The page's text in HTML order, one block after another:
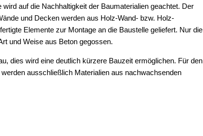
auf die Nachhaltigkeit der Baumaterialien geachtet. Der
und Decken werden aus Holz-Wand- bzw. Holz-
Elemente zur Montage an die Baustelle geliefert. Nur die
und Weise aus Beton gegossen.
dies wird eine deutlich kürzere Bauzeit ermöglichen. Für den
ausschließlich Materialien aus nachwachsenden